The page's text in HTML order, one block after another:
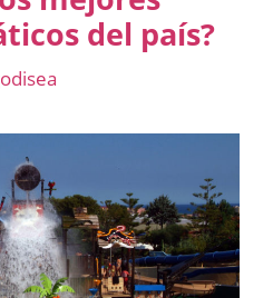
del país?